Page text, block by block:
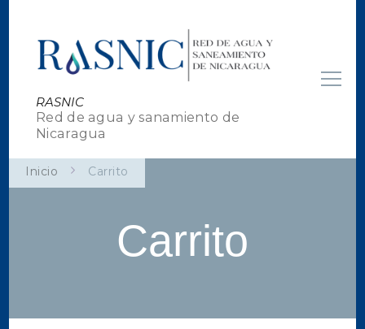
RASNIC
Red de agua y sanamiento de
Nicaragua
Inicio Carrito
Carrito